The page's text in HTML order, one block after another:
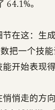
64.1%。
在这：生
数把一个技
开始表现
悄走的方